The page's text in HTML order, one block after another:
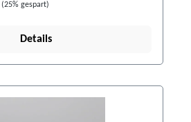
(25% gespart)
Details